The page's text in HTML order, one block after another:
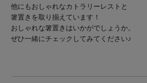
他にもおしゃれなカトラリーレストと
箸置きを取り揃えています！
おしゃれな箸置きはいかがでしょうか。
ぜひ一緒にチェックしてみてください♪